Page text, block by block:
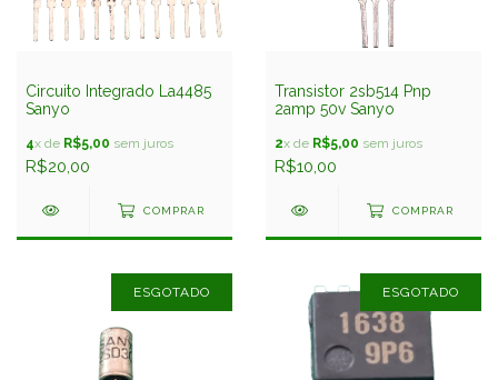
Circuito Integrado La4485
Sanyo
4x de R$5,00 sem juros
R$20,00
COMPRAR
Transistor 2sb514 Pnp
2amp 50v Sanyo
2x de R$5,00 sem juros
R$10,00
COMPRAR
ESGOTADO ESGOTADO